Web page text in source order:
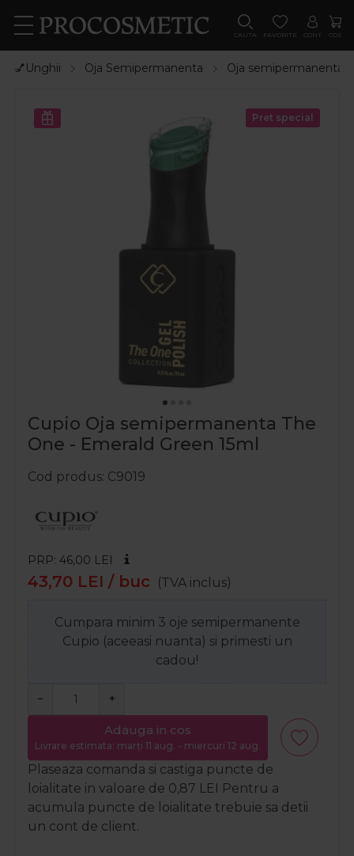
CAUTA FAVORITE CONT COS
💅Unghii Oja Semipermanenta Oja semipermanenta
Pret special
Cupio Oja semipermanenta The
One - Emerald Green 15ml
Cod produs C9019
PRP: 46,00 LEI
43,70 LEI / buc (TVA inclus)
Cumpara minim 3 oje semipermanente
Cupio (aceeasi nuanta) si primesti un
cadou!
− +
Adauga in cos
Livrare estimata: marți 11 aug. - miercuri 12 aug.
Plaseaza comanda si castiga puncte de
loialitate in valoare de 0,87 LEI Pentru a
acumula puncte de loialitate trebuie sa detii
un cont de client.